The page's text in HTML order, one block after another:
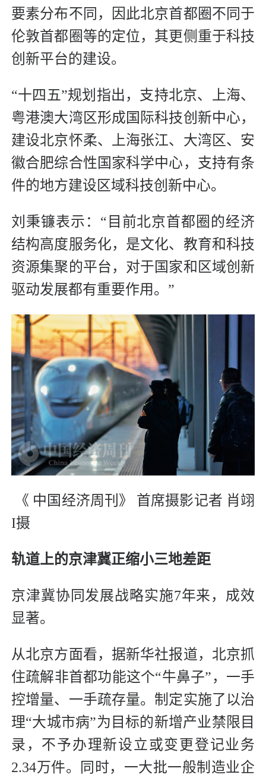
要素分布不同，因此北京首都圈不同于
伦敦首都圈等的定位，其更侧重于科技
创新平台的建设。
“十四五”规划指出，支持北京、上海、
粤港澳大湾区形成国际科技创新中心，
建设北京怀柔、上海张江、大湾区、安
徽合肥综合性国家科学中心，支持有条
件的地方建设区域科技创新中心。
刘秉镰表示：“目前北京首都圈的经济
结构高度服务化，是文化、教育和科技
资源集聚的平台，对于国家和区域创新
驱动发展都有重要作用。”
《 中国经济周刊》 首席摄影记者 肖翊
I摄
轨道上的京津冀正缩小三地差距
京津冀协同发展战略实施7年来，成效
显著。
从北京方面看，据新华社报道，北京抓
住疏解非首都功能这个“牛鼻子”，一手
控增量、一手疏存量。制定实施了以治
理“大城市病”为目标的新增产业禁限目
录，不予办理新设立或变更登记业务
2.34万件。同时，一大批一般制造业企